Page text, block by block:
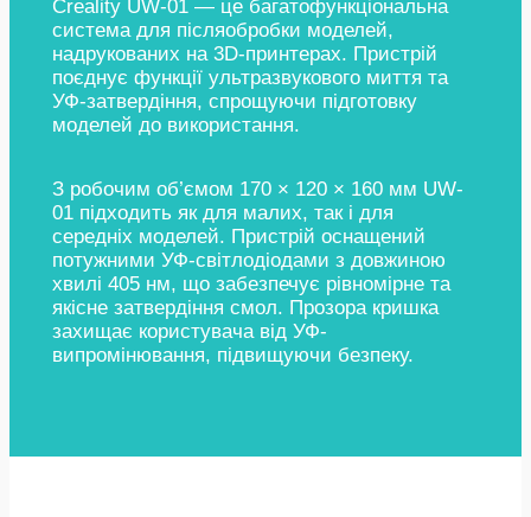
Creality UW-01 — це багатофункціональна
система для післяобробки моделей,
надрукованих на 3D-принтерах. Пристрій
поєднує функції ультразвукового миття та
УФ-затвердіння, спрощуючи підготовку
моделей до використання.
З робочим об’ємом 170 × 120 × 160 мм UW-
01 підходить як для малих, так і для
середніх моделей. Пристрій оснащений
потужними УФ-світлодіодами з довжиною
хвилі 405 нм, що забезпечує рівномірне та
якісне затвердіння смол. Прозора кришка
захищає користувача від УФ-
випромінювання, підвищуючи безпеку.